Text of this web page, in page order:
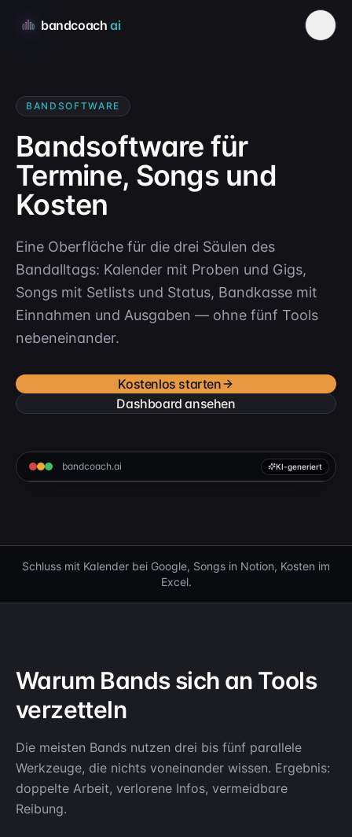
bandcoach ai
BANDSOFTWARE
Bandsoftware für
Termine, Songs und
Kosten
Eine Oberfläche für die drei Säulen des
Bandalltags: Kalender mit Proben und Gigs,
Songs mit Setlists und Status, Bandkasse mit
Einnahmen und Ausgaben — ohne fünf Tools
nebeneinander.
Kostenlos starten
Dashboard ansehen
bandcoach.ai KI-generiert
Schluss mit Kalender bei Google, Songs in Notion, Kosten im
Excel.
Warum Bands sich an Tools
verzetteln
Die meisten Bands nutzen drei bis fünf parallele
Werkzeuge, die nichts voneinander wissen. Ergebnis:
doppelte Arbeit, verlorene Infos, vermeidbare
Reibung.